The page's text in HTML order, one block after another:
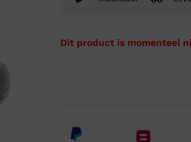
Dit product is momenteel